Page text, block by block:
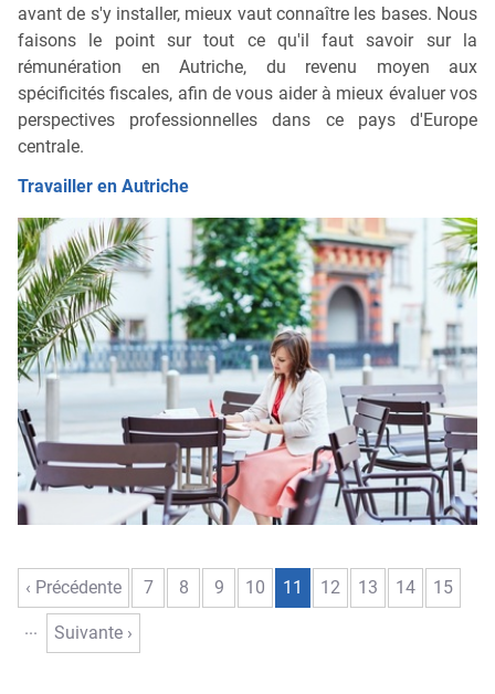
avant de s'y installer, mieux vaut connaître les bases. Nous
faisons le point sur tout ce qu'il faut savoir sur la
rémunération en Autriche, du revenu moyen aux
spécificités fiscales, afin de vous aider à mieux évaluer vos
perspectives professionnelles dans ce pays d'Europe
centrale.
Travailler en Autriche
‹ Précédente 7 8 9 10 11 12 13 14
15
...
Suivante ›